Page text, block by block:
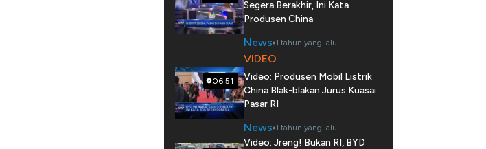
Segera Berakhir, Ini Kata
Produsen China
News 1 tahun yang lalu
06:51
VIDEO
Video: Produsen Mobil Listrik
China Blak-blakan Jurus Kuasai
Pasar RI
News 1 tahun yang lalu
Video: Jreng! Bukan RI, BYD